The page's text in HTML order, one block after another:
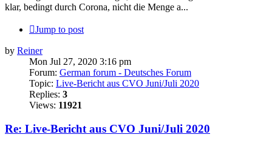
klar, bedingt durch Corona, nicht die Menge a...
Jump to post
by Reiner
Mon Jul 27, 2020 3:16 pm
Forum: German forum - Deutsches Forum
Topic: Live-Bericht aus CVO Juni/Juli 2020
Replies: 3
Views: 11921
Re: Live-Bericht aus CVO Juni/Juli 2020